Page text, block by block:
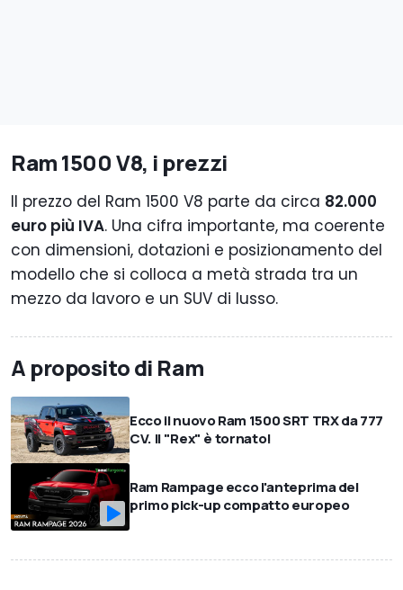
Ram 1500 V8, i prezzi
Il prezzo del Ram 1500 V8 parte da circa 82.000
euro più IVA. Una cifra importante, ma coerente
con dimensioni, dotazioni e posizionamento del
modello che si colloca a metà strada tra un
mezzo da lavoro e un SUV di lusso.
A proposito di Ram
Ecco il nuovo Ram 1500 SRT TRX da 777
CV. Il "Rex" è tornato!
Ram Rampage ecco l'anteprima del
primo pick-up compatto europeo